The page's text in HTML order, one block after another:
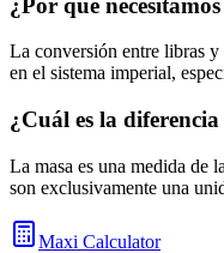
La conversión entre libras y
en el sistema imperial,
¿Cuál es la
La masa es una medida de
son exclusivamente una
Maxi Calculator